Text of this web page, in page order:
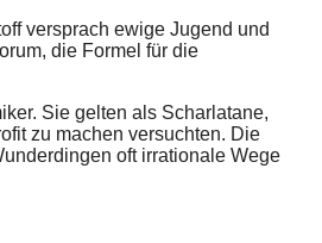
versprach ewige Jugend und
die Formel für die
Sie gelten als Scharlatane,
zu machen versuchten. Die
oft irrationale Wege